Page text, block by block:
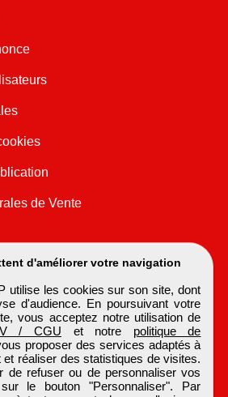
d'améliorer votre navigation
utilise les cookies sur son site, dont
d'audience. En poursuivant votre
vous acceptez notre utilisation de
/ CGU et notre politique de
proposer des services adaptés à
réaliser des statistiques de visites.
de refuser ou de personnaliser vos
le bouton "Personnaliser". Par
de Vente